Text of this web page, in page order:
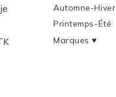
Automne-Hiver
Printemps-Été
Marques ♥︎